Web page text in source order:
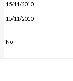
15/11/2010
15/11/2010
No